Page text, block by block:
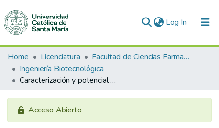
Log In (current)
Communities & Collections
All of DSpace
Home Licenciatura
Facultad de Ciencias Farmacéuticas, Bioquímicas y Biotecnológicas
Ingeniería Biotecnológica
Caracterización y potencial biotecnológico de exopolisacáridos (EPS) de cianobacterias extremófilas, para uso como humectantes dérmicos
Acceso Abierto